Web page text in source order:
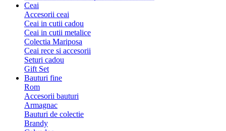
Ceai
Accesorii ceai
Ceai in cutii cadou
Ceai in cutii metalice
Colectia Mariposa
Ceai rece si accesorii
Seturi cadou
Gift Set
Bauturi fine
Rom
Accesorii bauturi
Armagnac
Bauturi de colectie
Brandy